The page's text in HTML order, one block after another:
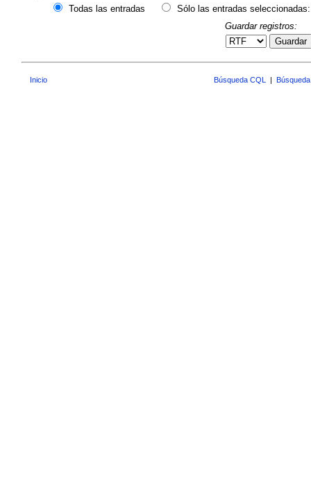
Todas las entradas
Sólo las entradas seleccionadas:
Guardar registros:
Guardar
Inicio Búsqueda CQL